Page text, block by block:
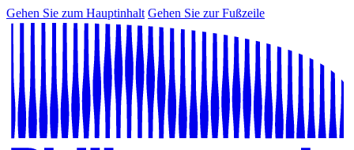
Gehen Sie zum Hauptinhalt Gehen Sie zur Fußzeile